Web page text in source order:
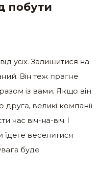
побути
усіх. Залишитися на
Він теж прагне
із вами. Якщо він
друга, великі компанії
час віч-на-віч. І
їдете веселитися
буде